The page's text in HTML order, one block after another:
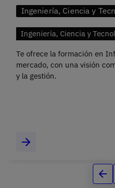
Ingeniería, Ciencia y
Ingeniería, Ciencia y
Te ofrece la formación en
mercado, con una visión
y la gestión.